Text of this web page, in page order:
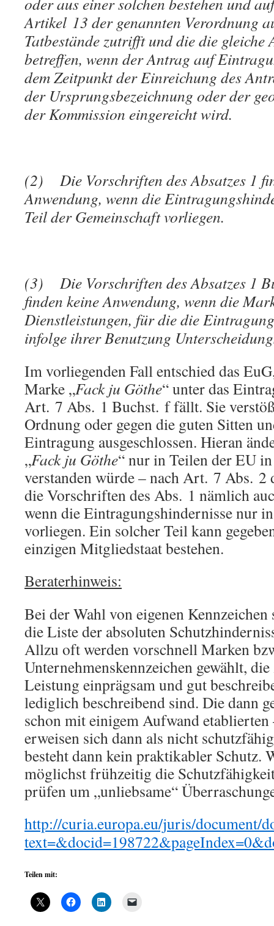
Artikel 13 der genannten Verordnung
Tatbestände zutrifft und die die gleiche
betreffen, wenn der Antrag auf
dem Zeitpunkt der Einreichung des
der Ursprungsbezeichnung oder der
der Kommission eingereicht wird.
(2) Die Vorschriften des Absatzes 1
Anwendung, wenn die
Teil der Gemeinschaft vorliegen.
(3) Die Vorschriften des Absatzes 1
finden keine Anwendung, wenn die
Dienstleistungen, für die die
infolge ihrer Benutzung
Im vorliegenden Fall entschied das
Marke „Fack ju Göthe“ unter das
Art. 7 Abs. 1 Buchst. f fällt. Sie
Ordnung oder gegen die guten Sitten
Eintragung ausgeschlossen. Hieran
„Fack ju Göthe“ nur in Teilen der EU
verstanden würde – nach Art. 7 Abs. 2
die Vorschriften des Abs. 1 nämlich
wenn die Eintragungshindernisse nur
vorliegen. Ein solcher Teil kann
einzigen Mitgliedstaat bestehen.
Beraterhinweis:
Bei der Wahl von eigenen
die Liste der absoluten
Allzu oft werden vorschnell Marken
Unternehmenskennzeichen gewählt,
Leistung einprägsam und gut
lediglich beschreibend sind. Die dann
schon mit einigem Aufwand etablierten
erweisen sich dann als nicht
besteht dann kein praktikabler Schutz.
möglichst frühzeitig die
prüfen um „unliebsame“
http://curia.europa.eu/juris/document/
Teilen mit: